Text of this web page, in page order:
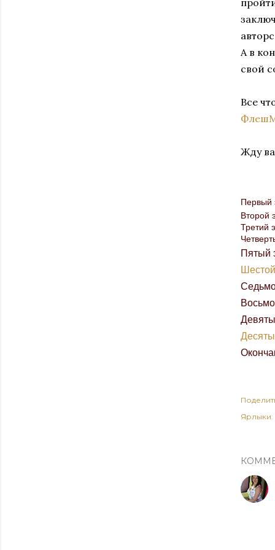
А в
свой
Все
Жду
Первый
Второй
Третий
Пятый
Ярлыки: